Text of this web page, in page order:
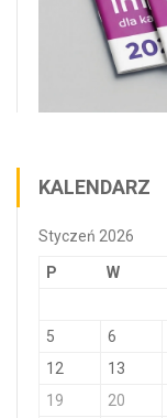
KALENDARZ
Styczeń 2026
P W
5
6
12
13
19
20